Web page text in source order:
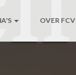
OVER FCV